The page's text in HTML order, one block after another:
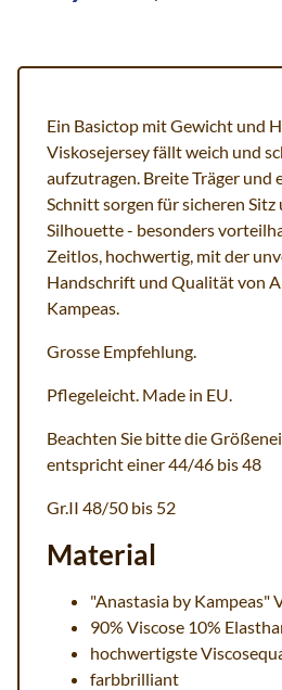
Ein Basictop mit Gewicht und
Viskosejersey fällt weich und
aufzutragen. Breite Träger und
Schnitt sorgen für sicheren Sitz
Silhouette - besonders
Zeitlos, hochwertig, mit der
Handschrift und Qualität von
Kampeas.
Grosse Empfehlung.
Pflegeleicht. Made in EU.
Beachten Sie bitte die
entspricht einer 44/46 bis 48
Gr.II 48/50 bis 52
Material
"Anastasia by Kampeas"
90% Viscose 10%
hochwertigste
farbbrilliant